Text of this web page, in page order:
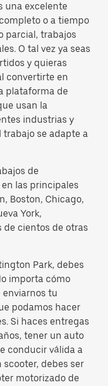
una excelente
o a tiempo
parcial, trabajos
O tal vez ya seas
y quieras
convertirte en
plataforma de
usan la
industrias y
se adapte a
de
las principales
Boston, Chicago,
York,
de cientos de otras
Park, debes
importa cómo
enviarnos tu
podamos hacer
Si haces entregas
tener un auto
conducir válida a
debes ser
motorizado de